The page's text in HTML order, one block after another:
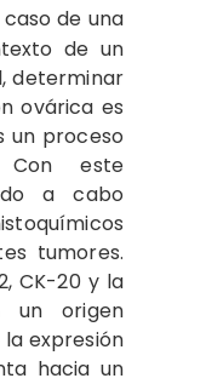
de una
de un
determinar
ovárica es
un proceso
Con este
a cabo
tumores.
CK-20 y la
un origen
expresión
hacia un